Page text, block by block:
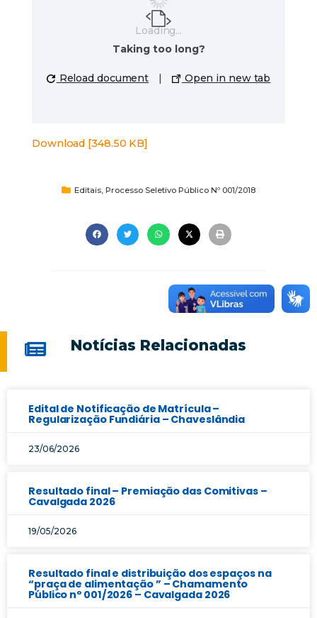
Loading...
Taking too long?
Reload document | Open in new tab
Download [348.50 KB]
Editais Processo Seletivo Público Nº 001/2018
Notícias Relacionadas
Edital de Notificação de Matrícula –
Regularização Fundiária – Chaveslândia
23/06/2026
Resultado final – Premiação das Comitivas –
Cavalgada 2026
19/05/2026
Resultado final e distribuição dos espaços na
“praça de alimentação ” – Chamamento
Público nº 001/2026 – Cavalgada 2026